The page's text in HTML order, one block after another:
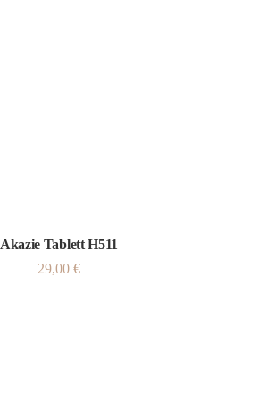
Akazie Tablett H511
29,00 €